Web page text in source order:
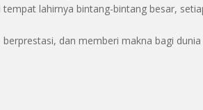
lahirnya bintang-bintang besar,
dan memberi makna bagi dunia